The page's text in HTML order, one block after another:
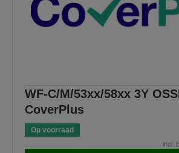
WF-C/M/53xx/58xx 3Y
CoverPlus
Op voorraad
incl.